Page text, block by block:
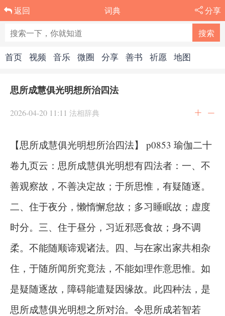
返回 词典 分享
首页 视频 音乐 微圈 分享 善书 祈愿 地图
思所成慧俱光明想所治四法
2026-04-20 11:11 法相辞典
【思所成慧俱光明想所治四法】 p0853 瑜伽二十
卷九页云：思所成慧俱光明想有四法者：一、不
善观察故，不善决定故；于所思惟，有疑随逐。
二、住于夜分，懒惰懈怠故；多习睡眠故；虚度
时分。三、住于昼分，习近邪恶食故；身不调
柔。不能随顺谛观诸法。四、与在家出家共相杂
住，于随所闻所究竟法，不能如理作意思惟。如
是疑随逐故，障碍能遣疑因缘故。此四种法，是
思所成慧俱光明想之所对治。令思所成若智若